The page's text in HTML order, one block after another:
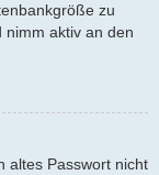
zu
aktiv an den
altes Passwort nicht